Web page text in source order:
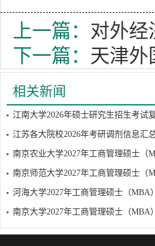
上一篇： 对外经
下一篇： 天津外
相关新闻
江南大学2026年硕士研究生招生考试
江苏各大院校2026年考研调剂信息汇
南京农业大学2027年工商管理硕士（
南京师范大学2027年工商管理硕士（
河海大学2027年工商管理硕士（MBA
南京大学2027年工商管理硕士（MBA